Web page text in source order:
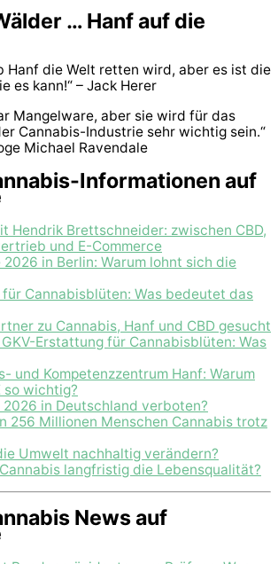
… Hanf auf die
Hanf die Welt retten wird, aber es ist die
es kann!“ – Jack Herer
Mangelware, aber sie wird für das
Cannabis-Industrie sehr wichtig sein.“
Michael Ravendale
Informationen auf
Hendrik Brettschneider: zwischen CBD,
und E-Commerce
2026 in Berlin: Warum lohnt sich die
für Cannabisblüten: Was bedeutet das
zu Cannabis, Hanf und CBD gesucht
Erstattung für Cannabisblüten: Was
und Kompetenzzentrum Hanf: Warum
so wichtig?
2026 in Deutschland verboten?
256 Millionen Menschen Cannabis trotz
Umwelt nachhaltig verändern?
langfristig die Lebensqualität?
News auf